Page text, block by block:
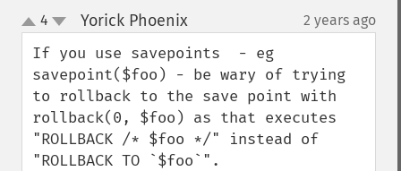
up
down
4 Yorick Phoenix¶ 2 years ago
If you use savepoints  - eg
savepoint($foo) - be wary of trying
to rollback to the save point with
rollback(0, $foo) as that executes
"ROLLBACK /* $foo */" instead of
"ROLLBACK TO `$foo`".